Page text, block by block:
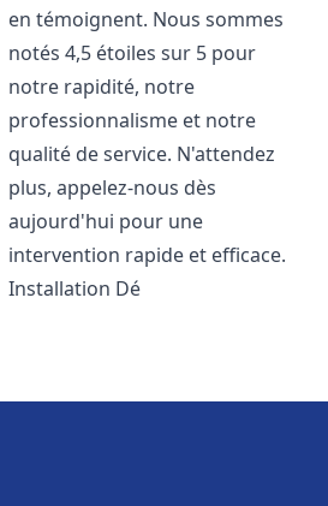
en témoignent. Nous sommes
notés 4,5 étoiles sur 5 pour
notre rapidité, notre
professionnalisme et notre
qualité de service. N'attendez
plus, appelez-nous dès
aujourd'hui pour une
intervention rapide et efficace.
Installation Dé